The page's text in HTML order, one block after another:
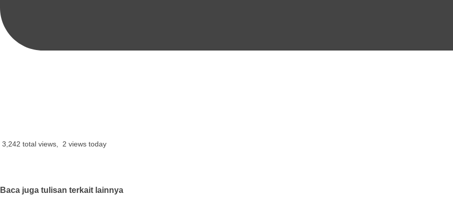
3,242 total views, 2 views today
Baca juga tulisan terkait lainnya